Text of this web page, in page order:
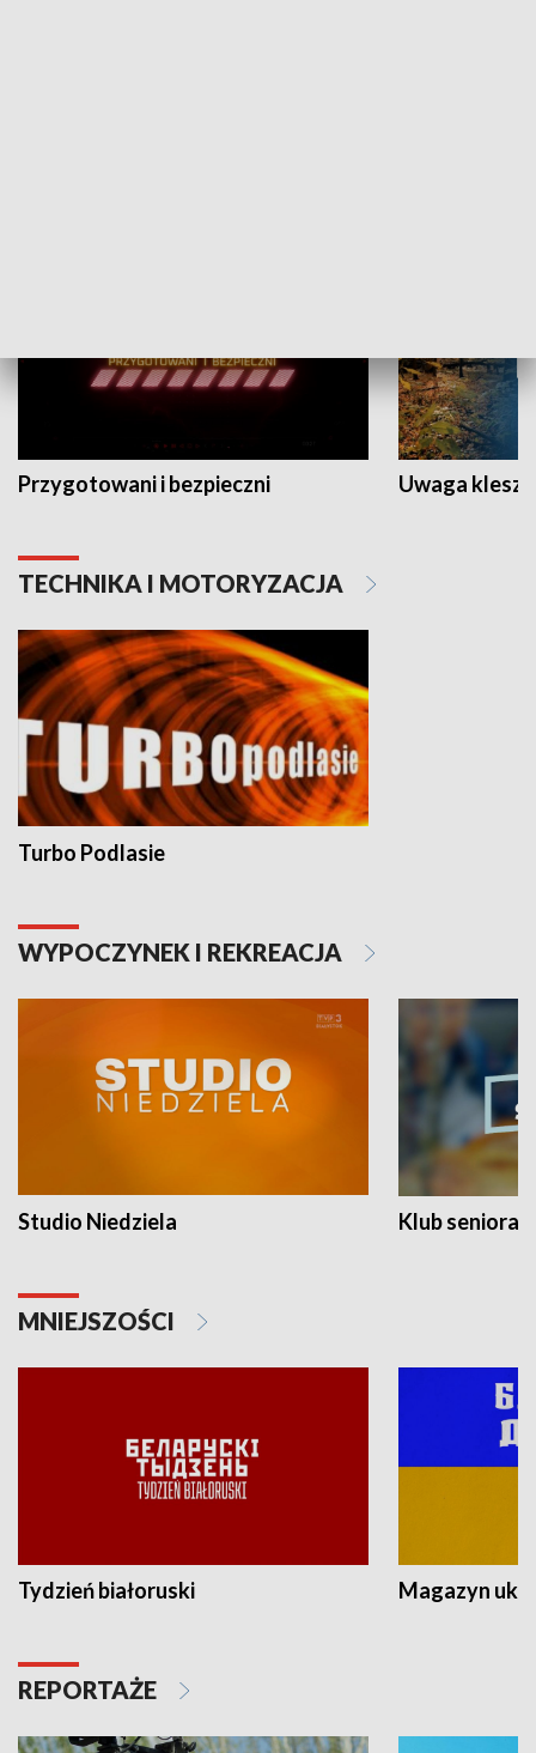
Przygotowani i bezpieczni Uwaga
TECHNIKA I MOTORYZACJA
Turbo Podlasie
WYPOCZYNEK I REKREACJA
Studio Niedziela Klub seniora
MNIEJSZOŚCI
Tydzień białoruski Magazyn
REPORTAŻE